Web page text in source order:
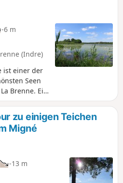
-6 m
(Indre)
ist einer der
Seen
Brenne. Ein
Teil ist
Ruhe mit
Ufer des
zu einigen Teichen
Migné
-13 m